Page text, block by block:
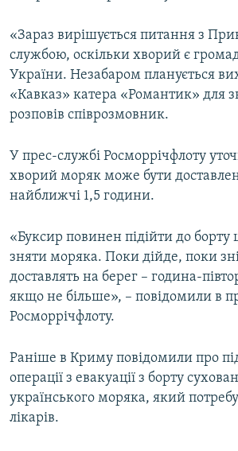
«Зараз вирішується питання з
службою, оскільки хворий є
України. Незабаром планується
«Кавказ» катера «Романтик» для
розповів співрозмовник.
У прес-службі Росморрічфлоту
хворий моряк може бути
найближчі 1,5 години.
«Буксир повинен підійти до борту
зняти моряка. Поки дійде, поки
доставлять на берег – година-
якщо не більше», – повідомили в
Росморрічфлоту.
Раніше в Криму повідомили про
операції з евакуації з борту
українського моряка, який
лікарів.